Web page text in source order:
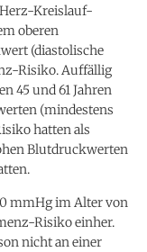
Kreislauf-
oberen
(diastolische
Risiko. Auffällig
45 und 61 Jahren
(mindestens
hatten als
Blutdruckwerten
mmHg im Alter von
Risiko einher.
nicht an einer